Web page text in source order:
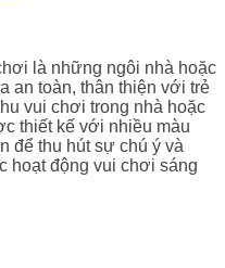
là những ngôi nhà hoặc
an toàn, thân thiện với trẻ
vui chơi trong nhà hoặc
thiết kế với nhiều màu
để thu hút sự chú ý và
hoạt động vui chơi sáng